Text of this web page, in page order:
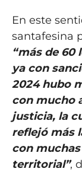
En este
santafesina
“más de 60
ya con
2024 hubo
con mucho
justicia, la
reflejó más
con
territorial”,